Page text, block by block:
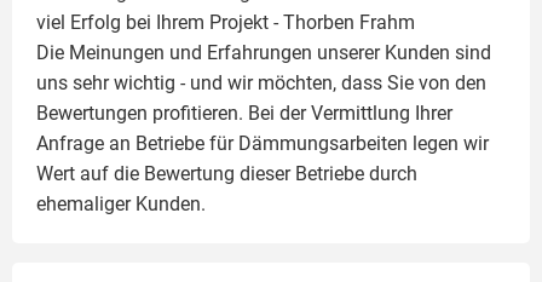
viel Erfolg bei Ihrem Projekt - Thorben Frahm
Die Meinungen und Erfahrungen unserer Kunden sind
uns sehr wichtig - und wir möchten, dass Sie von den
Bewertungen profitieren. Bei der Vermittlung Ihrer
Anfrage an Betriebe für Dämmungsarbeiten legen wir
Wert auf die Bewertung dieser Betriebe durch
ehemaliger Kunden.